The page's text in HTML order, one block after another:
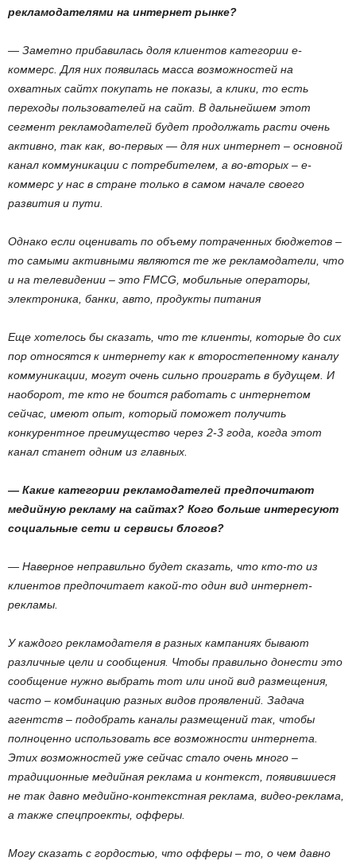
рекламодателями на интернет рынке?
— Заметно прибавилась доля клиентов категории е-
коммерс. Для них появилась масса возможностей на
охватных сайтх покупать не показы, а клики, то есть
переходы пользователей на сайт. В дальнейшем этот
сегмент рекламодателей будет продолжать расти очень
активно, так как, во-первых — для них интернет – основной
канал коммуникации с потребителем, а во-вторых – е-
коммерс у нас в стране только в самом начале своего
развития и пути.
Однако если оценивать по объему потраченных бюджетов –
то самыми активными являются те же рекламодатели, что
и на телевидении – это FMCG, мобильные операторы,
электроника, банки, авто, продукты питания
Еще хотелось бы сказать, что те клиенты, которые до сих
пор относятся к интернету как к второстепенному каналу
коммуникации, могут очень сильно проиграть в будущем. И
наоборот, те кто не боится работать с интернетом
сейчас, имеют опыт, который поможет получить
конкурентное преимущество через 2-3 года, когда этот
канал станет одним из главных.
— Какие категории рекламодателей предпочитают
медийную рекламу на сайтах? Кого больше интересуют
социальные сети и сервисы блогов?
— Наверное неправильно будет сказать, что кто-то из
клиентов предпочитает какой-то один вид интернет-
рекламы.
У каждого рекламодателя в разных кампаниях бывают
различные цели и сообщения. Чтобы правильно донести это
сообщение нужно выбрать тот или иной вид размещения,
часто – комбинацию разных видов проявлений. Задача
агентств – подобрать каналы размещений так, чтобы
полноценно использовать все возможности интернета.
Этих возможностей уже сейчас стало очень много –
традиционные медийная реклама и контекст, появившиеся
не так давно медийно-контекстная реклама, видео-реклама,
а также спецпроекты, офферы.
Могу сказать с гордостью, что офферы – то, о чем давно